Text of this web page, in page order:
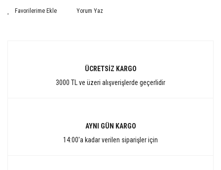
Yorum Yaz
ÜCRETSİZ KARGO
3000 TL ve üzeri alışverişlerde geçerlidir
AYNI GÜN KARGO
14:00'a kadar verilen siparişler için